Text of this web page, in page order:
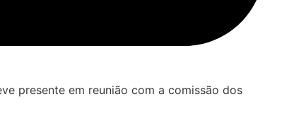
presente em reunião com a comissão dos